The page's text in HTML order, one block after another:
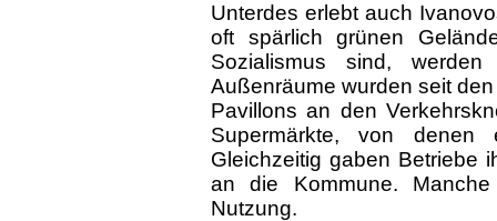
Unterdes erlebt auch
oft spärlich grünen
Sozialismus sind,
Außenräume wurden seit
Pavillons an den
Supermärkte, von denen
Gleichzeitig gaben Betriebe
an die Kommune.
Nutzung.